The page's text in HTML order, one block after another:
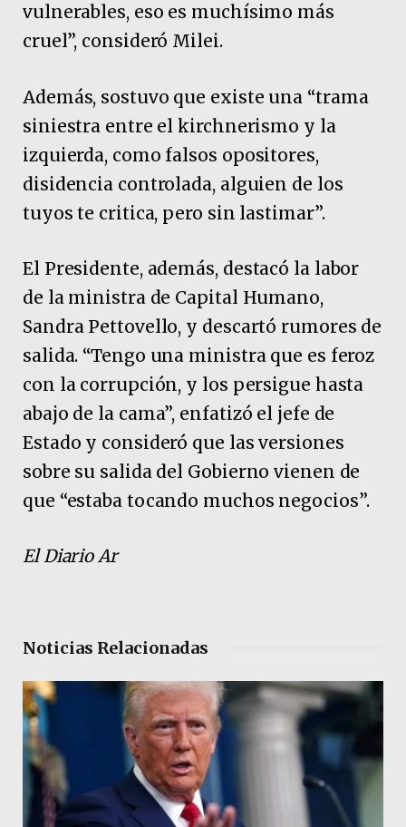
vulnerables, eso es muchísimo más
cruel”, consideró Milei.
Además, sostuvo que existe una “trama
siniestra entre el kirchnerismo y la
izquierda, como falsos opositores,
disidencia controlada, alguien de los
tuyos te critica, pero sin lastimar”.
El Presidente, además, destacó la labor
de la ministra de Capital Humano,
Sandra Pettovello, y descartó rumores de
salida. “Tengo una ministra que es feroz
con la corrupción, y los persigue hasta
abajo de la cama”, enfatizó el jefe de
Estado y consideró que las versiones
sobre su salida del Gobierno vienen de
que “estaba tocando muchos negocios”.
El Diario Ar
Noticias Relacionadas